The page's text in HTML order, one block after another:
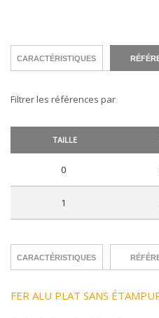
CARACTÉRISTIQUES
Filtrer les références par
TAILLE
0
1
CARACTÉRISTIQUES
FER ALU PLAT SANS